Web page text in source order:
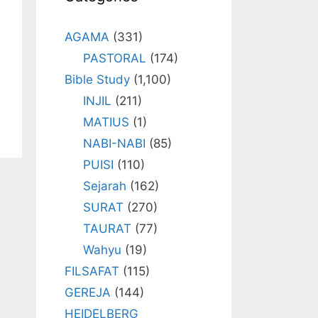
AGAMA (331)
PASTORAL (174)
Bible Study (1,100)
INJIL (211)
MATIUS (1)
NABI-NABI (85)
PUISI (110)
Sejarah (162)
SURAT (270)
TAURAT (77)
Wahyu (19)
FILSAFAT (115)
GEREJA (144)
HEIDELBERG